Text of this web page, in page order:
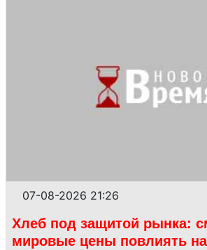
07-08-2026 21:26
Хлеб под защитой рынка:
мировые цены повлиять